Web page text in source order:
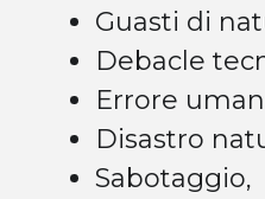
Guasti di
Debacle
Errore
Disastro
Sabotaggio,